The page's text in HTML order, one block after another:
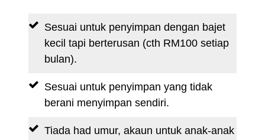
Sesuai untuk penyimpan dengan bajet
kecil tapi berterusan (cth RM100 setiap
bulan).
Sesuai untuk penyimpan yang tidak
berani menyimpan sendiri.
Tiada had umur, akaun untuk anak-anak